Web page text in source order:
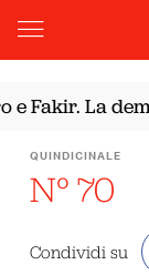
La
QUINDICINALE
N° 70
Condividi su